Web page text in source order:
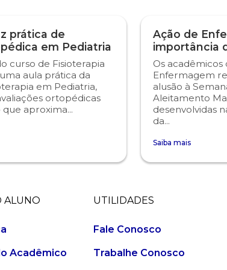
prática de
em Pediatria
curso de Fisioterapia
aula prática da
em Pediatria,
ortopédicas
aproxima...
Ação de
importância
Os acadêmicos
Enfermagem
alusão à
Aleitamento
desenvolvidas
da...
Saiba mais
ALUNO
Acadêmico
UTILIDADES
Fale Conosco
Trabalhe Conosco